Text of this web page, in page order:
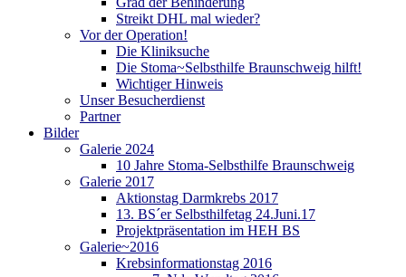
Streikt DHL mal wieder?
Vor der Operation!
Die Kliniksuche
Die Stoma~Selbsthilfe Braunschweig hilft!
Wichtiger Hinweis
Unser Besucherdienst
Partner
Bilder
Galerie 2024
10 Jahre Stoma-Selbsthilfe Braunschweig
Galerie 2017
Aktionstag Darmkrebs 2017
13. BS´er Selbsthilfetag 24.Juni.17
Projektpräsentation im HEH BS
Galerie~2016
Krebsinformationstag 2016